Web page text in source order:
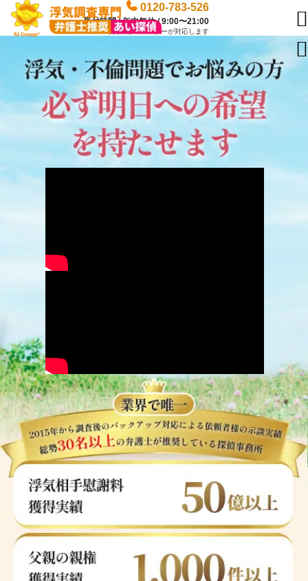
0120-783-526
受付時間 / 年中無休 / 9:00〜21:00
専門のオペレーターが対応します

